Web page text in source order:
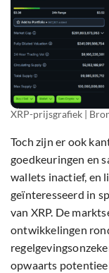
XRP-prijsgrafiek |
Toch zijn er ook
goedkeuringen en
wallets inactief, en
geïnteresseerd in
van XRP. De
ontwikkelingen
opwaarts